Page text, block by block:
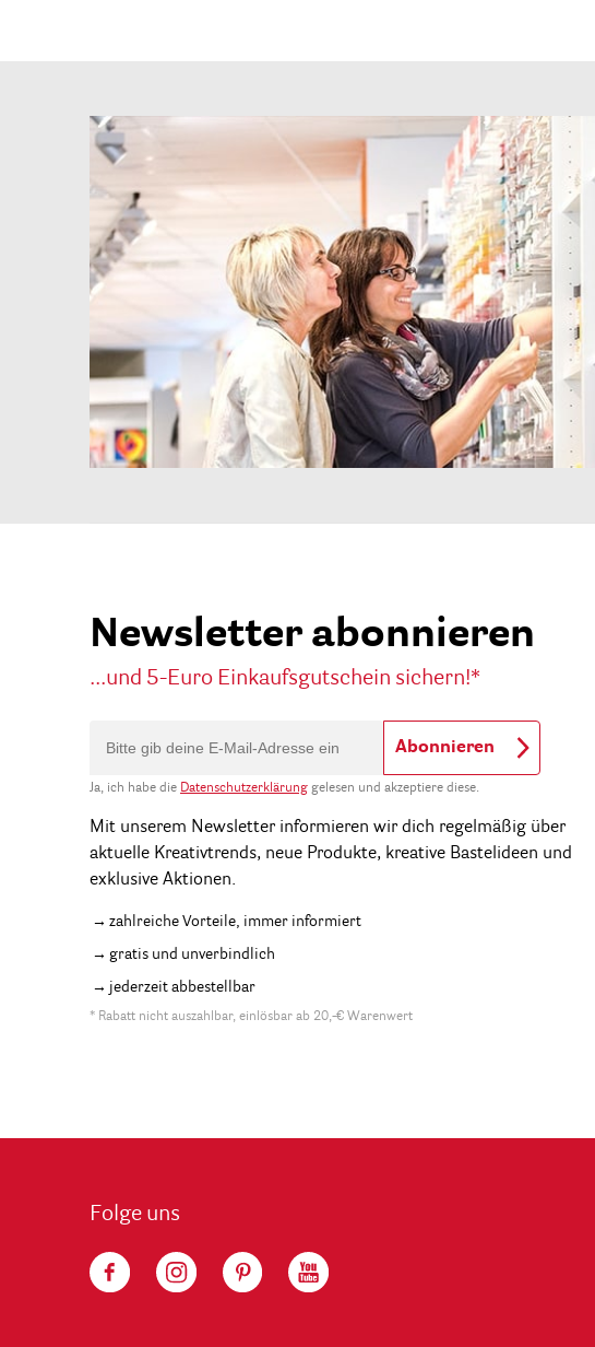
Newsletter abonnieren
...und 5-Euro Einkaufsgutschein sichern!*
Abonnieren
Ja, ich habe die Datenschutzerklärung gelesen und akzeptiere diese.
Mit unserem Newsletter informieren wir dich regelmäßig über
aktuelle Kreativtrends, neue Produkte, kreative Bastelideen und
exklusive Aktionen.
zahlreiche Vorteile, immer informiert
gratis und unverbindlich
jederzeit abbestellbar
* Rabatt nicht auszahlbar, einlösbar ab 20,-€ Warenwert
Folge uns